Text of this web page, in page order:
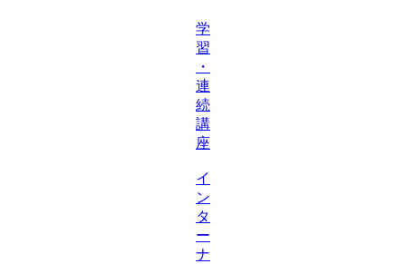
学
習
・
連
続
講
座
イ
ン
タ
ー
ナ